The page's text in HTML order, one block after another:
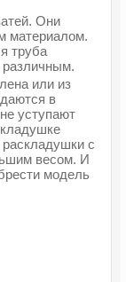
Они
материалом.
труба
различным.
или из
в
уступают
с
весом. И
модель